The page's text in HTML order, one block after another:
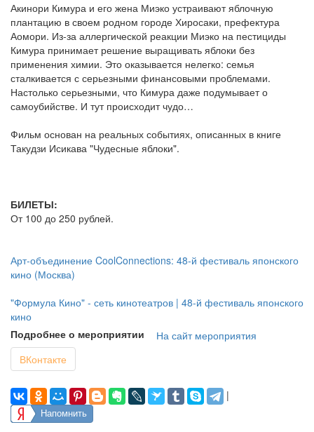
Акинори Кимура и его жена Миэко устраивают яблочную
плантацию в своем родном городе Хиросаки, префектура
Аомори. Из-за аллергической реакции Миэко на пестициды
Кимура принимает решение выращивать яблоки без
применения химии. Это оказывается нелегко: семья
сталкивается с серьезными финансовыми проблемами.
Настолько серьезными, что Кимура даже подумывает о
самоубийстве. И тут происходит чудо…
Фильм основан на реальных событиях, описанных в книге
Такудзи Исикава "Чудесные яблоки".
БИЛЕТЫ:
От 100 до 250 рублей.
Арт-объединение CoolConnections: 48-й фестиваль японского
кино (Москва)
"Формула Кино" - сеть кинотеатров | 48-й фестиваль японского
кино
Подробнее о мероприятии
На сайт мероприятия
ВКонтакте
|
Напомнить